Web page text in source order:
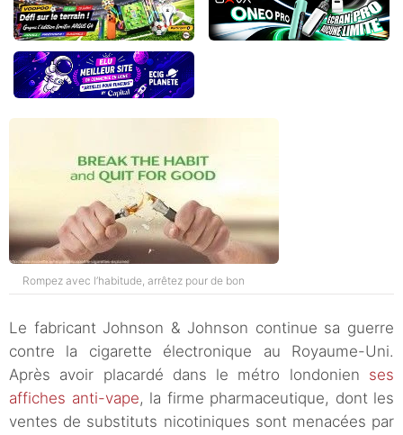
Rompez avec l’habitude, arrêtez pour de bon
Le fabricant Johnson & Johnson continue sa guerre
contre la cigarette électronique au Royaume-Uni.
Après avoir placardé dans le métro londonien ses
affiches anti-vape, la firme pharmaceutique, dont les
ventes de substituts nicotiniques sont menacées par